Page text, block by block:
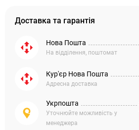
Доставка та гарантія
Нова Пошта
На відділення, поштомат
Кур'єр Нова Пошта
Адресна доставка
Укрпошта
Уточнюйте можливість у
менеджера